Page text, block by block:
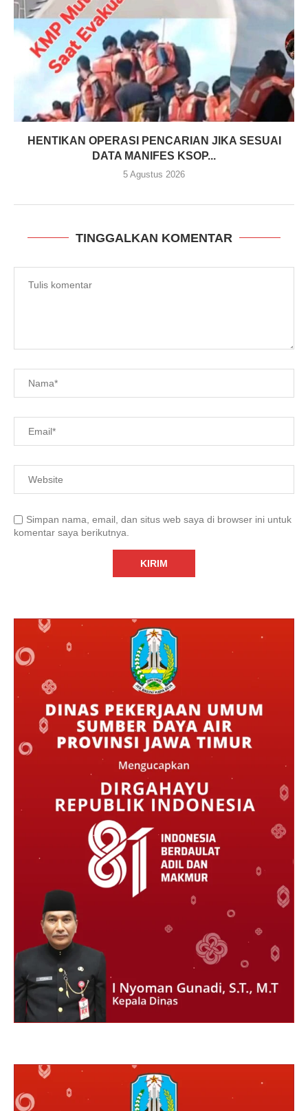
HENTIKAN OPERASI PENCARIAN JIKA SESUAI
DATA MANIFES KSOP...
5 Agustus 2026
TINGGALKAN KOMENTAR
Simpan nama, email, dan situs web saya di browser ini untuk
komentar saya berikutnya.